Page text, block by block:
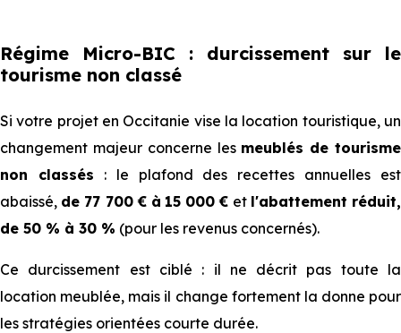
Régime Micro-BIC : durcissement sur le
tourisme non classé
Si votre projet en Occitanie vise la location touristique, un
changement majeur concerne les meublés de tourisme
non classés : le plafond des recettes annuelles est
abaissé, de 77 700 € à 15 000 € et l'abattement réduit,
de 50 % à 30 % (pour les revenus concernés).
Ce durcissement est ciblé : il ne décrit pas toute la
location meublée, mais il change fortement la donne pour
les stratégies orientées courte durée.